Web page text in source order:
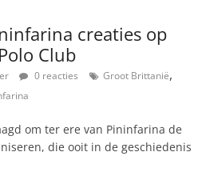
creaties op
Club
0 reacties Groot Brittanië,
om ter ere van Pininfarina de
die ooit in de geschiedenis